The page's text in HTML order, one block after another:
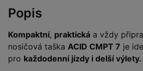
Popis
Kompaktní, praktická a vždy
nosičová taška ACID CMPT 7 je
pro každodenní jízdy i delší výlety.